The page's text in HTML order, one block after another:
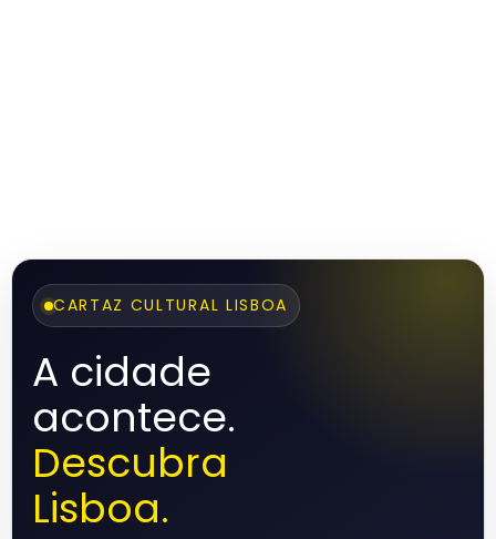
CARTAZ CULTURAL LISBOA
A cidade
acontece.
Descubra
Lisboa.